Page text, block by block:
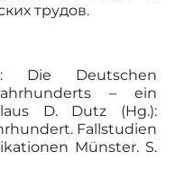
трудов.
Die Deutschen
– ein
D. Dutz (Hg.):
Fallstudien
Münster. S.